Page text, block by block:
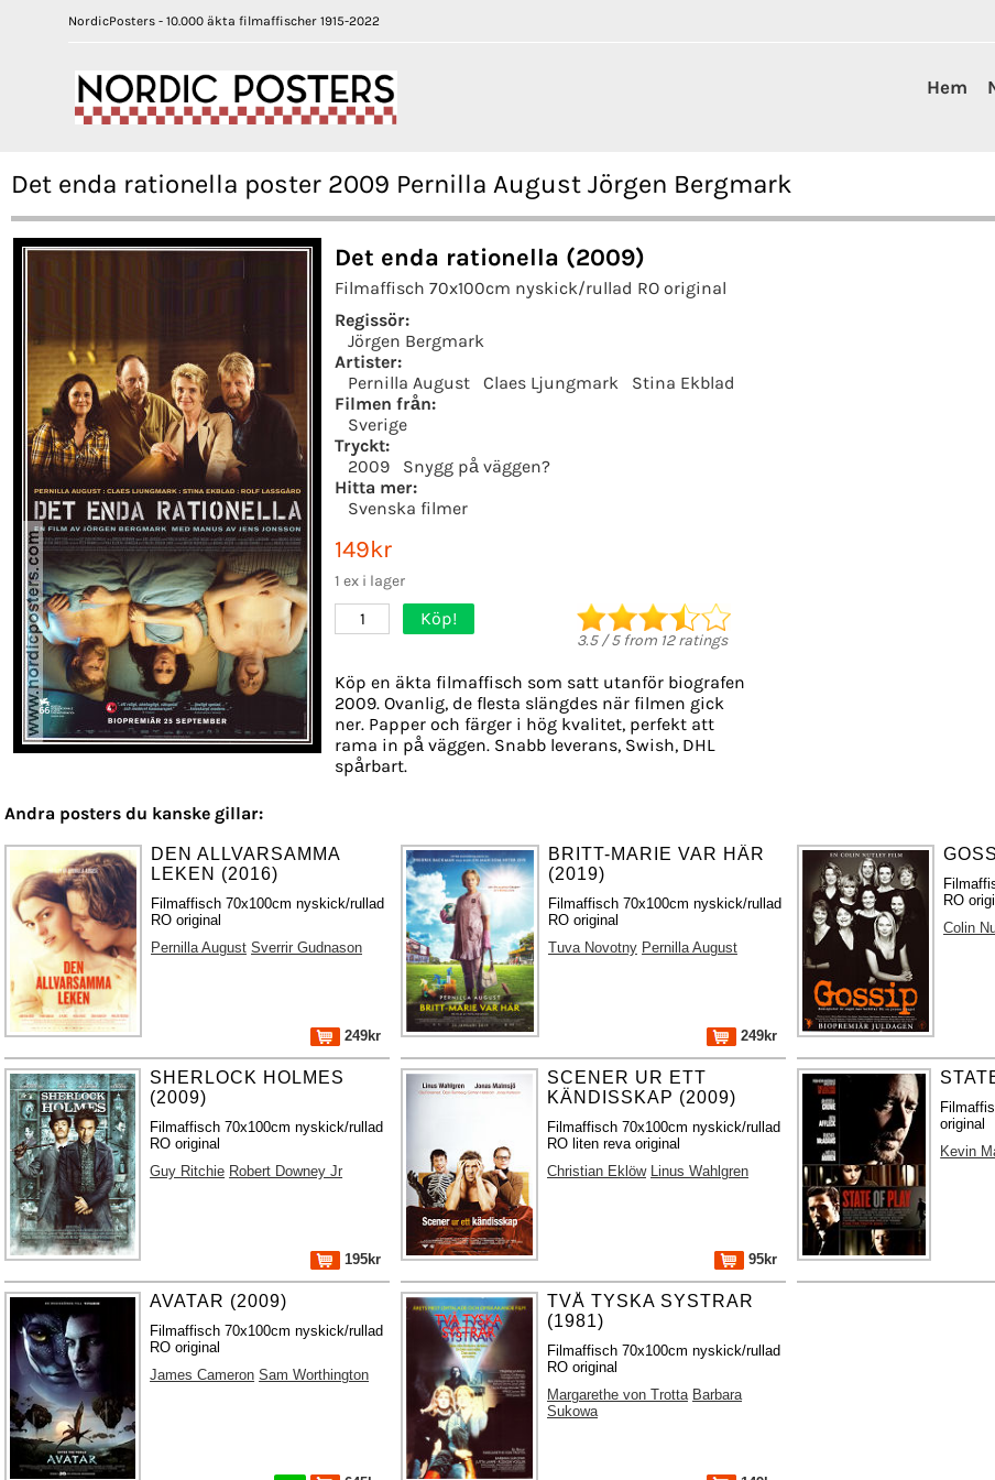
NordicPosters - 10.000 äkta filmaffischer 1915-2022
Hem
Det enda rationella poster 2009 Pernilla August Jörgen Bergmark
Det enda rationella (2009)
Filmaffisch 70x100cm nyskick/rullad RO original
Regissör:
Jörgen Bergmark
Artister:
Pernilla August
Claes Ljungmark
Stina Ekblad
Filmen från:
Sverige
Tryckt:
2009
Snygg på väggen?
Hitta mer:
Svenska filmer
149kr
1 ex i lager
1 Köp!
3.5/5from 12ratings
Köp en äkta filmaffisch som satt utanför biografen
2009. Ovanlig, de flesta slängdes när filmen gick
ner. Papper och färger i hög kvalitet, perfekt att
rama in på väggen. Snabb leverans, Swish, DHL
spårbart.
Andra posters du kanske gillar:
DEN ALLVARSAMMA
LEKEN (2016)
Filmaffisch 70x100cm nyskick/rullad
RO original
Pernilla August Sverrir Gudnason
249kr
BRITT-MARIE VAR HÄR
(2019)
Filmaffisch 70x100cm nyskick/rullad
RO original
Tuva Novotny Pernilla August
249kr
RO
Colin
SHERLOCK HOLMES
(2009)
Filmaffisch 70x100cm nyskick/rullad
RO original
Guy Ritchie Robert Downey Jr
195kr
SCENER UR ETT
KÄNDISSKAP (2009)
Filmaffisch 70x100cm nyskick/rullad
RO liten reva original
Christian Eklöw Linus Wahlgren
95kr
original
Kevin
AVATAR (2009)
Filmaffisch 70x100cm nyskick/rullad
RO original
James Cameron Sam Worthington
TVÅ TYSKA SYSTRAR
(1981)
Filmaffisch 70x100cm nyskick/rullad
RO original
Margarethe von Trotta Barbara
Sukowa